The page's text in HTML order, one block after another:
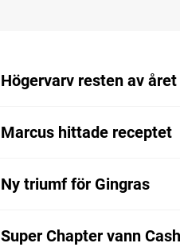
Högervarv resten av året
Marcus hittade receptet
Ny triumf för Gingras
Super Chapter vann